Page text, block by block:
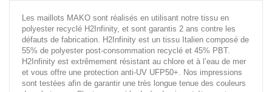
Les maillots MAKO sont réalisés en utilisant notre tissu en
polyester recyclé H2Infinity, et sont garantis 2 ans contre les
défauts de fabrication. H2Infinity est un tissu Italien composé de
55% de polyester post-consommation recyclé et 45% PBT.
H2Infinity est extrêmement résistant au chlore et à l’eau de mer
et vous offre une protection anti-UV UFP50+. Nos impressions
sont testées afin de garantir une très longue tenue des couleurs